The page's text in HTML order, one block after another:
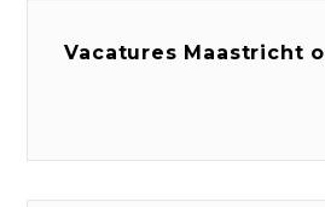
Vacatures Maastricht